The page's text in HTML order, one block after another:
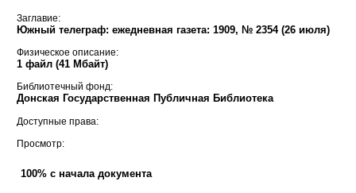
Заглавие:
Южный телеграф: ежедневная газета: 1909, № 2354 (26 июля)
Физическое описание:
1 файл (41 Мбайт)
Библиотечный фонд:
Донская Государственная Публичная Библиотека
Доступные права:
Просмотр:
100% с начала документа